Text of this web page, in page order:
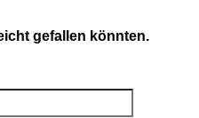
gefallen könnten.